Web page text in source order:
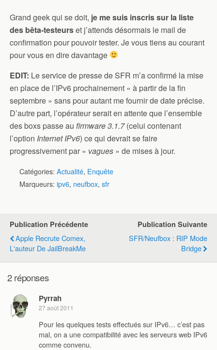
Grand geek qui se doit, je me suis inscris sur la liste
des bêta-testeurset j’attends désormais le mail de
confirmation pour pouvoir tester. Je vous tiens au courant
pour vous en dire davantage
EDIT: Le service de presse de SFR m’a confirmé la mise
en place de l’IPv6 prochainement « à partir de la fin
septembre » sans pour autant me fournir de date précise.
D’autre part, l’opérateur serait en attente que l’ensemble
des boxs passe au firmware 3.1.7(celui contenant
l’option Internet IPv6) ce qui devrait se faire
progressivement par « vagues » de mises à jour.
Catégories: Actualité, Enquête
Marqueurs: ipv6, neufbox, sfr
Publication Précédente
Apple Recrute Comex,
L'auteur De JailBreakMe
Publication Suivante
SFR/Neufbox : RIP Mode
Bridge
2 réponses
Pyrrah
27 août 2011
Pour les quelques tests effectués sur IPv6… c’est pas
mal, on a une compatibilité avec les serveurs web IPv6
comme convenu.